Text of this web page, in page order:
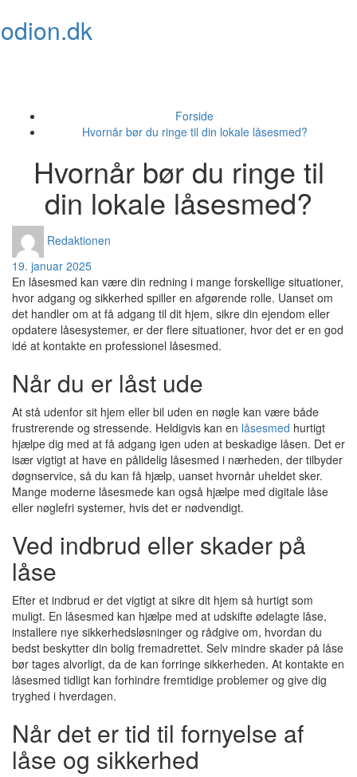
to
content
odion.dk
Forside
Hvornår bør du ringe til din lokale låsesmed?
Hvornår bør du ringe til
din lokale låsesmed?
Redaktionen
19. januar 2025
En låsesmed kan være din redning i mange forskellige situationer,
hvor adgang og sikkerhed spiller en afgørende rolle. Uanset om
det handler om at få adgang til dit hjem, sikre din ejendom eller
opdatere låsesystemer, er der flere situationer, hvor det er en god
idé at kontakte en professionel låsesmed.
Når du er låst ude
At stå udenfor sit hjem eller bil uden en nøgle kan være både
frustrerende og stressende. Heldigvis kan en låsesmed hurtigt
hjælpe dig med at få adgang igen uden at beskadige låsen. Det er
især vigtigt at have en pålidelig låsesmed i nærheden, der tilbyder
døgnservice, så du kan få hjælp, uanset hvornår uheldet sker.
Mange moderne låsesmede kan også hjælpe med digitale låse
eller nøglefri systemer, hvis det er nødvendigt.
Ved indbrud eller skader på
låse
Efter et indbrud er det vigtigt at sikre dit hjem så hurtigt som
muligt. En låsesmed kan hjælpe med at udskifte ødelagte låse,
installere nye sikkerhedsløsninger og rådgive om, hvordan du
bedst beskytter din bolig fremadrettet. Selv mindre skader på låse
bør tages alvorligt, da de kan forringe sikkerheden. At kontakte en
låsesmed tidligt kan forhindre fremtidige problemer og give dig
tryghed i hverdagen.
Når det er tid til fornyelse af
låse og sikkerhed